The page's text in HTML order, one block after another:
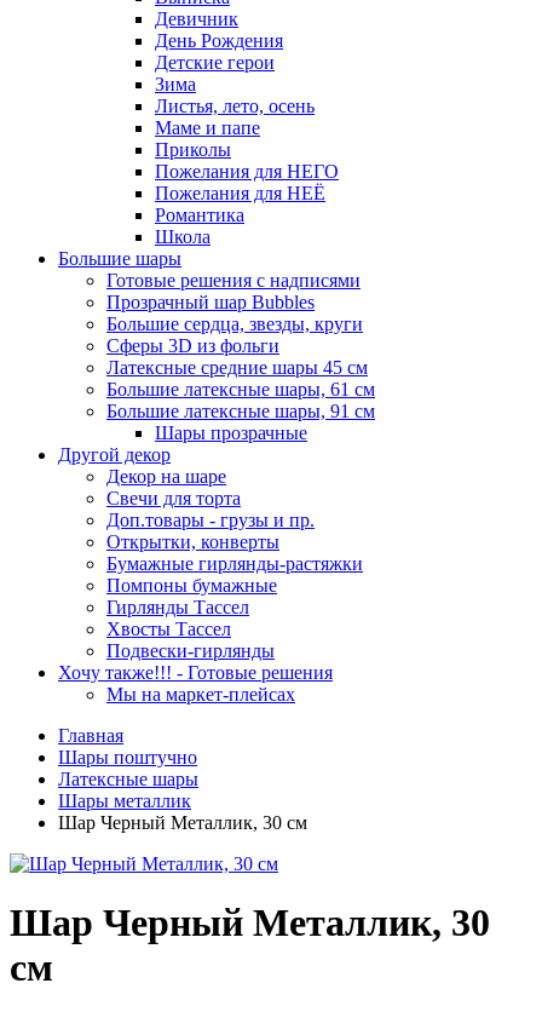
Девичник
День Рождения
Детские герои
Зима
Листья, лето, осень
Маме и папе
Приколы
Пожелания для НЕГО
Пожелания для НЕЁ
Романтика
Школа
Большие шары
Готовые решения с надписями
Прозрачный шар Bubbles
Большие сердца, звезды, круги
Сферы 3D из фольги
Латексные средние шары 45 см
Большие латексные шары, 61 см
Большие латексные шары, 91 см
Шары прозрачные
Другой декор
Декор на шаре
Свечи для торта
Доп.товары - грузы и пр.
Открытки, конверты
Бумажные гирлянды-растяжки
Помпоны бумажные
Гирлянды Тассел
Хвосты Тассел
Подвески-гирлянды
Хочу также!!! - Готовые решения
Мы на маркет-плейсах
Главная
Шары поштучно
Латексные шары
Шары металлик
Шар Черный Металлик, 30 см
Шар Черный Металлик, 30
см